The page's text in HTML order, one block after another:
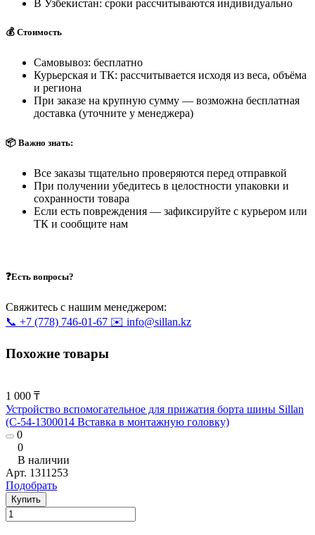
В Узбекистан: сроки рассчитываются индивидуально
💰 Стоимость
Самовывоз: бесплатно
Курьерская и ТК: рассчитывается исходя из веса, объёма
и региона
При заказе на крупную сумму — возможна бесплатная
доставка (уточните у менеджера)
📦 Важно знать:
Все заказы тщательно проверяются перед отправкой
При получении убедитесь в целостности упаковки и
сохранности товара
Если есть повреждения — зафиксируйте с курьером или
ТК и сообщите нам
❓Есть вопросы?
Свяжитесь с нашим менеджером:
📞 +7 (778) 746-01-67 ✉️ info@sillan.kz
Похожие товары
1 000 ₸
Устройство вспомогательное для прижатия борта шины Sillan
(С-54-1300014 Вставка в монтажную головку)
0
0
В наличии
Арт. 1311253
Подобрать
Купить